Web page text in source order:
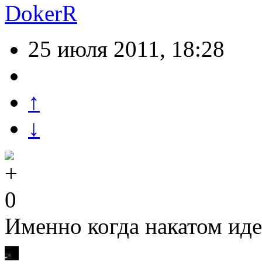
DokerR
25 июля 2011, 18:28
↑
↓
0
Именно когда накатом